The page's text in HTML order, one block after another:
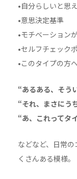
•自分らしいと思
•意思決定基準
•モチベーション
•セルフチェック
•このタイプの方
“あるある、そう
“それ、まさにう
“あ、これってタ
などなど、日常
くさんある模様。